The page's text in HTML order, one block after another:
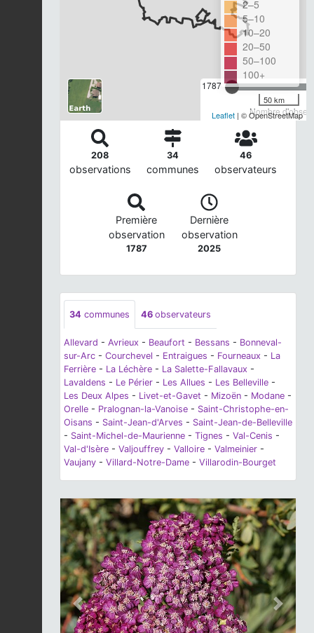
1787
Nombre
2–5
5–10
10–20
20–50
50–100
100+
50 km
Leaflet | © OpenStreetMap
208
observations
34
communes
46
observateurs
Première
observation
1787
Dernière
observation
2025
34 communes 46 observateurs
Allevard - Avrieux - Beaufort - Bessans - Bonneval-
sur-Arc - Courchevel - Entraigues - Fourneaux - La
Ferrière - La Léchère - La Salette-Fallavaux -
Lavaldens - Le Périer - Les Allues - Les Belleville -
Les Deux Alpes - Livet-et-Gavet - Mizoën - Modane -
Orelle - Pralognan-la-Vanoise - Saint-Christophe-en-
Oisans - Saint-Jean-d'Arves - Saint-Jean-de-Belleville
- Saint-Michel-de-Maurienne - Tignes - Val-Cenis -
Val-d'Isère - Valjouffrey - Valloire - Valmeinier -
Vaujany - Villard-Notre-Dame - Villarodin-Bourget
Previous Next